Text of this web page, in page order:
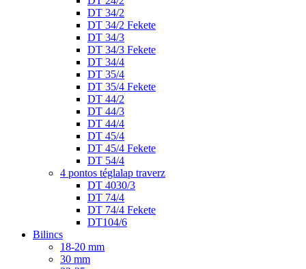
DT 34/2
DT 34/2 Fekete
DT 34/3
DT 34/3 Fekete
DT 34/4
DT 35/4
DT 35/4 Fekete
DT 44/2
DT 44/3
DT 44/4
DT 45/4
DT 45/4 Fekete
DT 54/4
4 pontos téglalap traverz
DT 4030/3
DT 74/4
DT 74/4 Fekete
DT104/6
Bilincs
18-20 mm
30 mm